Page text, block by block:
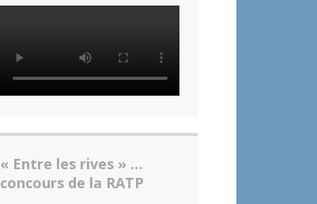
« Entre les rives » …
concours de la RATP